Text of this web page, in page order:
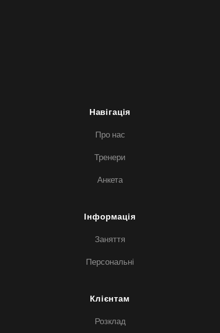
Навігація
Про нас
Тренери
Анкета
Інформація
Заняття
Персональні
Клієнтам
Розклад